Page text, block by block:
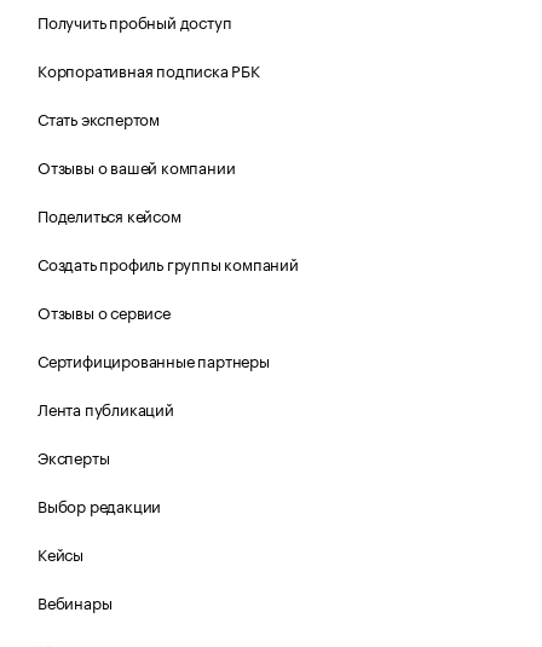
Получить пробный доступ
Корпоративная подписка РБК
Стать экспертом
Отзывы о вашей компании
Поделиться кейсом
Создать профиль группы компаний
Отзывы о сервисе
Сертифицированные партнеры
Лента публикаций
Эксперты
Выбор редакции
Кейсы
Вебинары